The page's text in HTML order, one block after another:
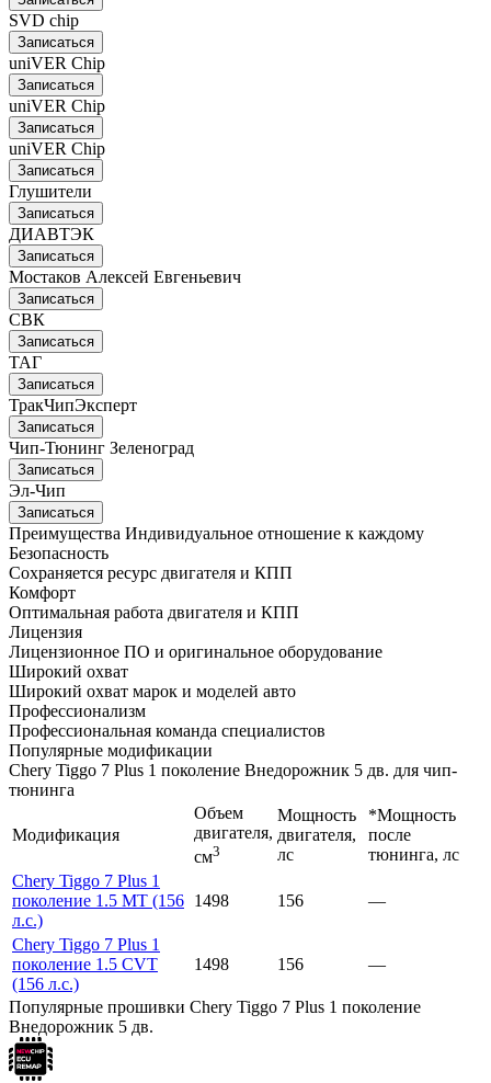
SVD chip
Записаться
uniVER Chip
Записаться
uniVER Chip
Записаться
uniVER Chip
Записаться
Глушители
Записаться
ДИАВТЭК
Записаться
Мостаков Алексей Евгеньевич
Записаться
СВК
Записаться
ТАГ
Записаться
ТракЧипЭксперт
Записаться
Чип-Тюнинг Зеленоград
Записаться
Эл-Чип
Записаться
Преимущества Индивидуальное отношение к каждому
Безопасность
Сохраняется ресурс двигателя и КПП
Комфорт
Оптимальная работа двигателя и КПП
Лицензия
Лицензионное ПО и оригинальное оборудование
Широкий охват
Широкий охват марок и моделей авто
Профессионализм
Профессиональная команда специалистов
Популярные модификации
Chery Tiggo 7 Plus 1 поколение Внедорожник 5 дв. для чип-
тюнинга
Модификация
Объем
двигателя,
см3
Мощность
двигателя,
лс
*Мощность
после
тюнинга, лс
Chery Tiggo 7 Plus 1
поколение 1.5 MT (156
л.с.)
1498 156 —
Chery Tiggo 7 Plus 1
поколение 1.5 CVT
(156 л.с.)
1498 156 —
Популярные прошивки Chery Tiggo 7 Plus 1 поколение
Внедорожник 5 дв.